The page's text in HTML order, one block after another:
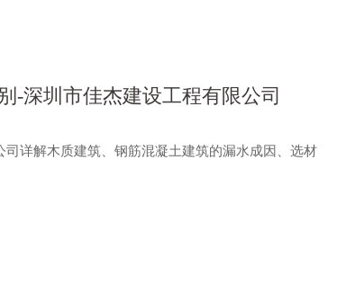
-深圳市佳杰建设工程有限公司
详解木质建筑、钢筋混凝土建筑的漏水成因、选材